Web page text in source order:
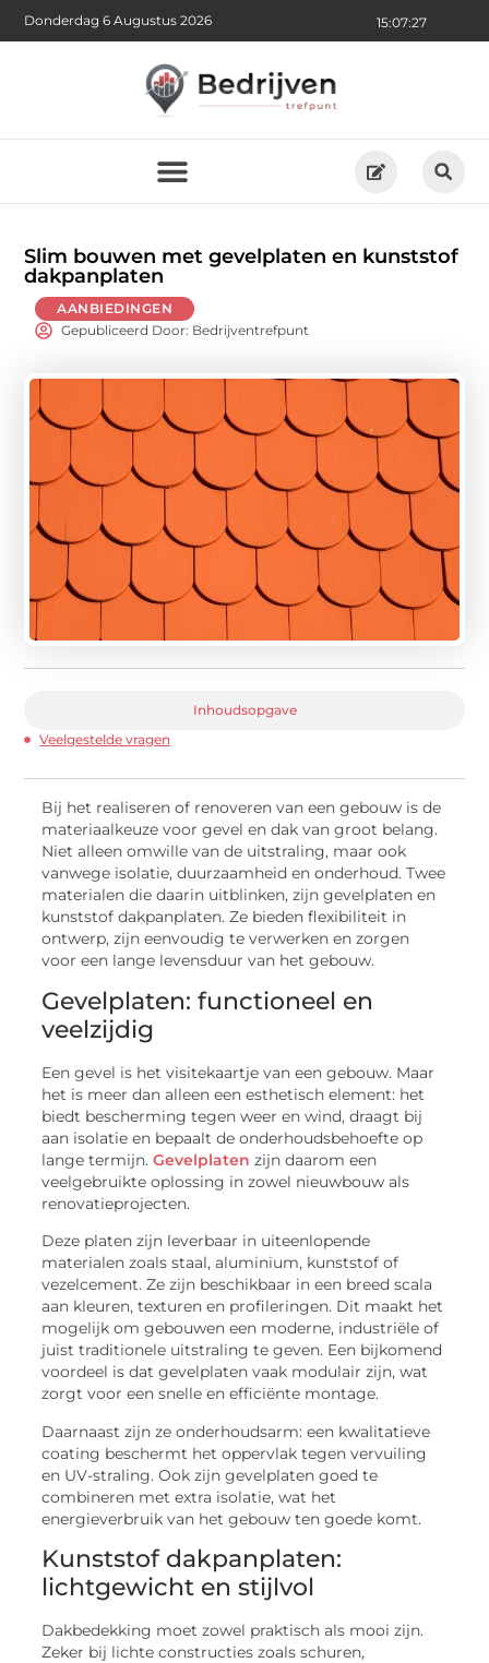
15:07:29
Donderdag 6 Augustus 2026
Slim bouwen met gevelplaten en kunststof
dakpanplaten
AANBIEDINGEN
Gepubliceerd Door: Bedrijventrefpunt
Inhoudsopgave
Veelgestelde vragen
Bij het realiseren of renoveren van een gebouw is de
materiaalkeuze voor gevel en dak van groot belang.
Niet alleen omwille van de uitstraling, maar ook
vanwege isolatie, duurzaamheid en onderhoud. Twee
materialen die daarin uitblinken, zijn gevelplaten en
kunststof dakpanplaten. Ze bieden flexibiliteit in
ontwerp, zijn eenvoudig te verwerken en zorgen
voor een lange levensduur van het gebouw.
Gevelplaten: functioneel en
veelzijdig
Een gevel is het visitekaartje van een gebouw. Maar
het is meer dan alleen een esthetisch element: het
biedt bescherming tegen weer en wind, draagt bij
aan isolatie en bepaalt de onderhoudsbehoefte op
lange termijn.Gevelplaten zijn daarom een
veelgebruikte oplossing in zowel nieuwbouw als
renovatieprojecten.
Deze platen zijn leverbaar in uiteenlopende
materialen zoals staal, aluminium, kunststof of
vezelcement. Ze zijn beschikbaar in een breed scala
aan kleuren, texturen en profileringen. Dit maakt het
mogelijk om gebouwen een moderne, industriële of
juist traditionele uitstraling te geven. Een bijkomend
voordeel is dat gevelplaten vaak modulair zijn, wat
zorgt voor een snelle en efficiënte montage.
Daarnaast zijn ze onderhoudsarm: een kwalitatieve
coating beschermt het oppervlak tegen vervuiling
en UV-straling. Ook zijn gevelplaten goed te
combineren met extra isolatie, wat het
energieverbruik van het gebouw ten goede komt.
Kunststof dakpanplaten:
lichtgewicht en stijlvol
Dakbedekking moet zowel praktisch als mooi zijn.
Zeker bij lichte constructies zoals schuren,